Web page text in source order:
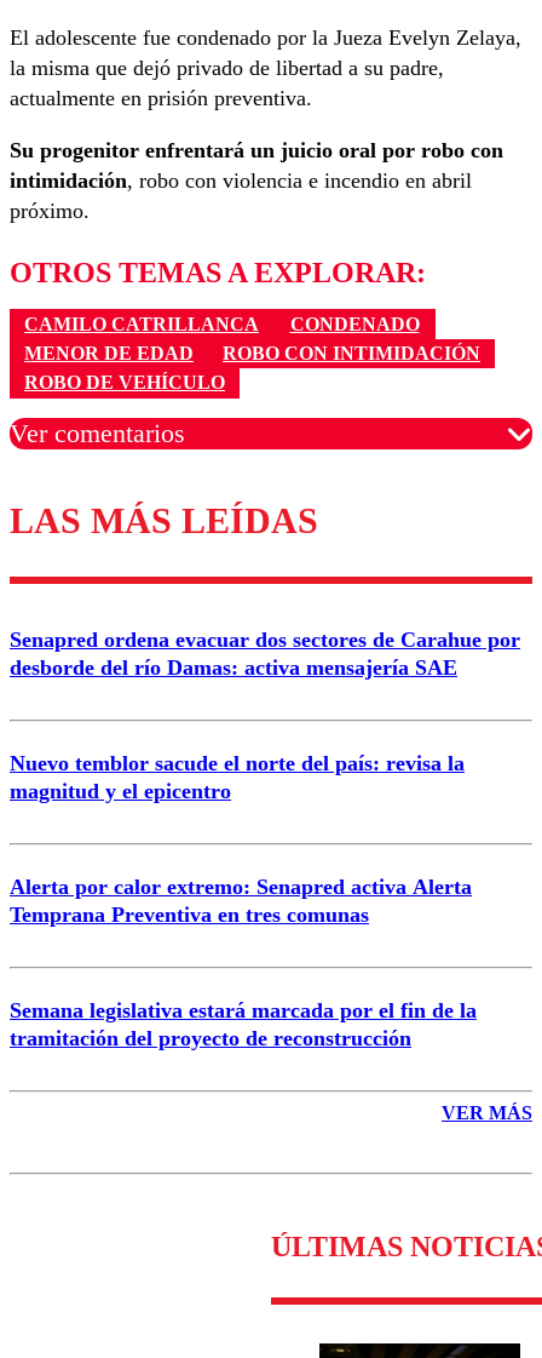
El adolescente fue condenado por la Jueza Evelyn Zelaya,
la misma que dejó privado de libertad a su padre,
actualmente en prisión preventiva.
Su progenitor enfrentará un juicio oral por robo con
intimidación, robo con violencia e incendio en abril
próximo.
OTROS TEMAS A EXPLORAR:
CAMILO CATRILLANCA
CONDENADO
MENOR DE EDAD
ROBO CON INTIMIDACIÓN
ROBO DE VEHÍCULO
Ver comentarios
Los comentarios son moderados para garantizar un
diálogo respetuoso.
Nombre
Correo
LAS MÁS LEÍDAS
Senapred ordena evacuar dos sectores de Carahue por
desborde del río Damas: activa mensajería SAE
Nuevo temblor sacude el norte del país: revisa la
magnitud y el epicentro
Alerta por calor extremo: Senapred activa Alerta
Temprana Preventiva en tres comunas
Semana legislativa estará marcada por el fin de la
tramitación del proyecto de reconstrucción
VER MÁS
ÚLTIMAS